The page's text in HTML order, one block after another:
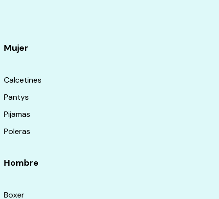
Mujer
Calcetines
Pantys
Pijamas
Poleras
Hombre
Boxer